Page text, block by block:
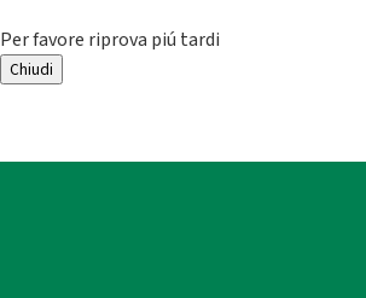
Per favore riprova piú tardi
Chiudi